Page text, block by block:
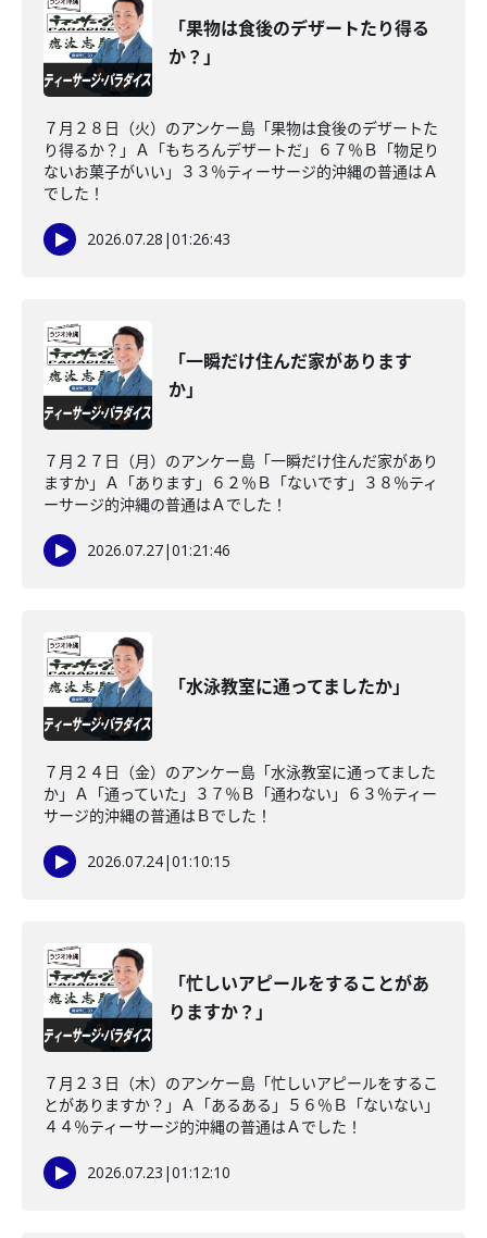
「果物は食後のデザートたり得る
か？」
７月２８日（火）のアンケー島「果物は食後のデザートた
り得るか？」Ａ「もちろんデザートだ」６７％Ｂ「物足り
ないお菓子がいい」３３％ティーサージ的沖縄の普通はＡ
でした！
2026.07.28 |01:26:43
「一瞬だけ住んだ家があります
か」
７月２７日（月）のアンケー島「一瞬だけ住んだ家があり
ますか」Ａ「あります」６２％Ｂ「ないです」３８％ティ
ーサージ的沖縄の普通はＡでした！
2026.07.27|01:21:46
「水泳教室に通ってましたか」
７月２４日（金）のアンケー島「水泳教室に通ってました
か」Ａ「通っていた」３７％Ｂ「通わない」６３％ティー
サージ的沖縄の普通はＢでした！
2026.07.24|01:10:15
「忙しいアピールをすることがあ
りますか？」
７月２３日（木）のアンケー島「忙しいアピールをするこ
とがありますか？」Ａ「あるある」５６％Ｂ「ないない」
４４％ティーサージ的沖縄の普通はＡでした！
2026.07.23 |01:12:10